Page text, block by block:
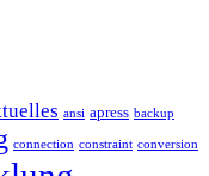
ansi apress backup
connection constraint conversion